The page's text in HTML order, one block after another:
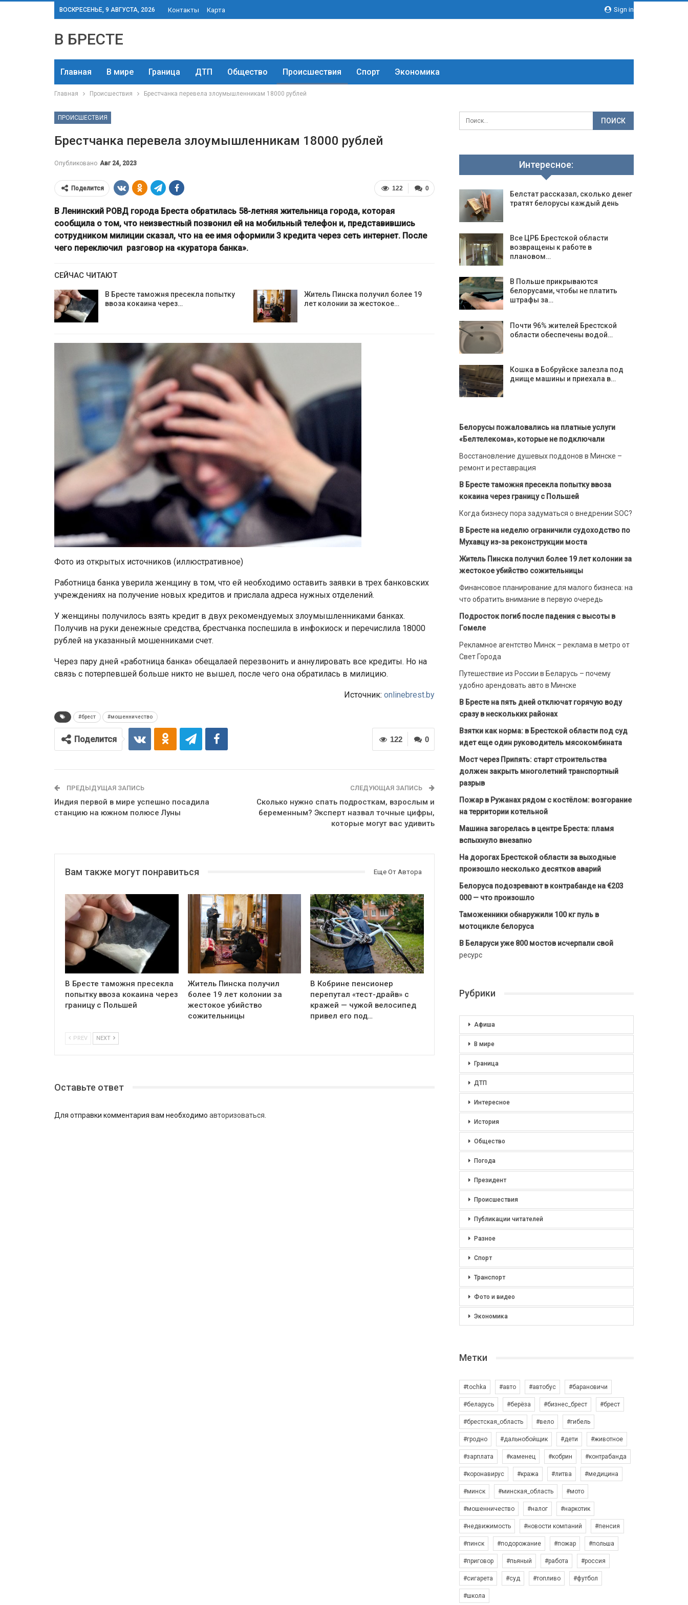
Sign in
ВОСКРЕСЕНЬЕ, 9 АВГУСТА, 2026 Контакты Карта
В БРЕСТЕ
Главная В мире Граница ДТП Общество Происшествия Спорт Экономика
Главная Происшествия Брестчанка перевела злоумышленникам 18000 рублей
ПРОИСШЕСТВИЯ
Брестчанка перевела злоумышленникам 18000 рублей
Опубликовано Авг 24, 2023
0
122
Поделится
В Ленинский РОВД города Бреста обратилась 58-летняя жительница города, которая
сообщила о том, что неизвестный позвонил ей на мобильный телефон и, представившись
сотрудником милиции сказал, что на ее имя оформили 3 кредита через сеть интернет. После
чего переключил разговор на «куратора банка».
СЕЙЧАС ЧИТАЮТ
В Бресте таможня пресекла попытку
ввоза кокаина через…
Житель Пинска получил более 19
лет колонии за жестокое…
Фото из открытых источников (иллюстративное)
Работница банка уверила женщину в том, что ей необходимо оставить заявки в трех банковских
учреждениях на получение новых кредитов и прислала адреса нужных отделений.
У женщины получилось взять кредит в двух рекомендуемых злоумышленниками банках.
Получив на руки денежные средства, брестчанка поспешила в инфокиоск и перечислила 18000
рублей на указанный мошенниками счет.
Через пару дней «работница банка» обещалаей перезвонить и аннулировать все кредиты. Но на
связь с потерпевшей больше никто не вышел, после чего она обратилась в милицию.
Источник: onlinebrest.by
#брест #мошенничество
0
122
Поделится
ПРЕДЫДУЩАЯ ЗАПИСЬ
Индия первой в мире успешно посадила
станцию на южном полюсе Луны
СЛЕДУЮЩАЯ ЗАПИСЬ
Сколько нужно спать подросткам, взрослым и
беременным? Эксперт назвал точные цифры,
которые могут вас удивить
Вам также могут понравиться Еще От Автора
В Бресте таможня пресекла
попытку ввоза кокаина через
границу с Польшей
Житель Пинска получил
более 19 лет колонии за
жестокое убийство
сожительницы
В Кобрине пенсионер
перепутал «тест-драйв» с
кражей — чужой велосипед
привел его под…
PREV NEXT
Оставьте ответ
Для отправки комментария вам необходимо авторизоваться
Интересное:
Белстат рассказал, сколько денег
тратят белорусы каждый день
Все ЦРБ Брестской области
возвращены к работе в
плановом…
В Польше прикрываются
белорусами, чтобы не платить
штрафы за…
Почти 96% жителей Брестской
области обеспечены водой…
Кошка в Бобруйске залезла под
днище машины и приехала в…
Белорусы пожаловались на платные услуги
«Белтелекома», которые не подключали
Восстановление душевых поддонов в Минске –
ремонт и реставрация
В Бресте таможня пресекла попытку ввоза
кокаина через границу с Польшей
Когда бизнесу пора задуматься о внедрении SOC?
В Бресте на неделю ограничили судоходство по
Мухавцу из-за реконструкции моста
Житель Пинска получил более 19 лет колонии за
жестокое убийство сожительницы
Финансовое планирование для малого бизнеса: на
что обратить внимание в первую очередь
Подросток погиб после падения с высоты в
Гомеле
Рекламное агентство Минск – реклама в метро от
Свет Города
Путешествие из России в Беларусь – почему
удобно арендовать авто в Минске
В Бресте на пять дней отключат горячую воду
сразу в нескольких районах
Взятки как норма: в Брестской области под суд
идет еще один руководитель мясокомбината
Мост через Припять: старт строительства
должен закрыть многолетний транспортный
разрыв
Пожар в Ружанах рядом с костёлом: возгорание
на территории котельной
Машина загорелась в центре Бреста: пламя
вспыхнуло внезапно
На дорогах Брестской области за выходные
произошло несколько десятков аварий
Белоруса подозревают в контрабанде на €203
000 — что произошло
Таможенники обнаружили 100 кг пуль в
мотоцикле белоруса
В Беларуси уже 800 мостов исчерпали свой
ресурс
Рубрики
Афиша
В мире
Граница
ДТП
Интересное
История
Общество
Погода
Президент
Происшествия
Публикации читателей
Разное
Спорт
Транспорт
Фото и видео
Экономика
Метки
#tochka #авто #автобус #барановичи
#беларусь #берёза #бизнес_брест #брест
#брестская_область #вело #гибель
#гродно #дальнобойщик #дети #животное
#зарплата #каменец #кобрин #контрабанда
#коронавирус #кража #литва #медицина
#минск #минская_область #мото
#мошенничество #налог #наркотик
#недвижимость #новости компаний #пенсия
#пинск #подорожание #пожар #польша
#приговор #пьяный #работа #россия
#сигарета #суд #топливо #футбол
#школа